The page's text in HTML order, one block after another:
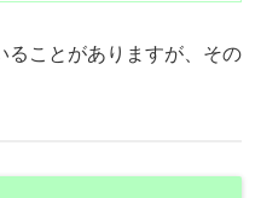
ることがありますが、その